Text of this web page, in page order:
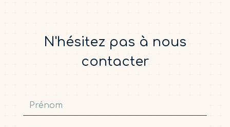
N'hésitez pas à nous
contacter